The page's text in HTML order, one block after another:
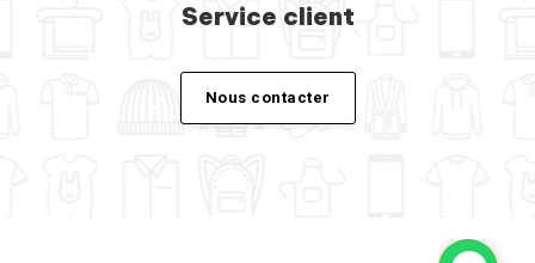
Service client
Nous contacter